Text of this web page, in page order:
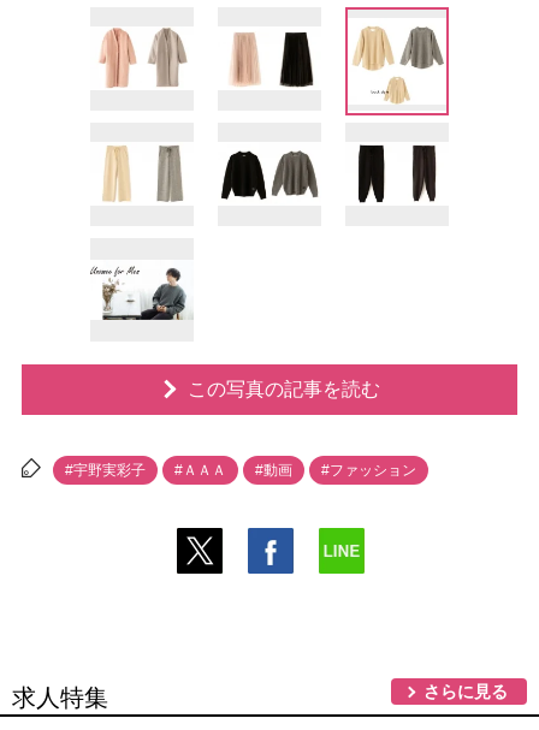
この写真の記事を読む
#宇野実彩子 #ＡＡＡ #動画 #ファッション
求人特集 さらに見る